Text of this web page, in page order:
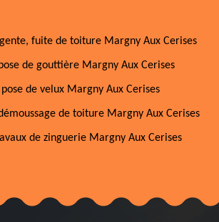
fuite de toiture Margny Aux Cerises
de gouttière Margny Aux Cerises
de velux Margny Aux Cerises
de toiture Margny Aux Cerises
de zinguerie Margny Aux Cerises